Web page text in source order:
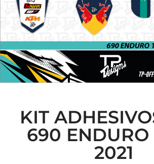
KIT
690 ENDURO
2021